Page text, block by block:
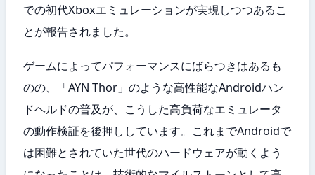
での初代Xboxエミュレーションが実現しつつあるこ
とが報告されました。
ゲームによってパフォーマンスにばらつきはあるも
のの、「AYN Thor」のような高性能なAndroidハン
ドヘルドの普及が、こうした高負荷なエミュレータ
の動作検証を後押ししています。これまでAndroidで
は困難とされていた世代のハードウェアが動くよう